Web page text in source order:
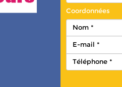
Coordonnées